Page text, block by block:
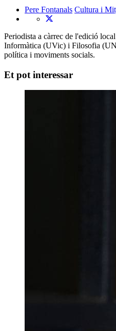
Pere Fontanals Cultura i
Periodista a càrrec de l'edició
Informàtica (UVic) i Filosofia
política i moviments socials.
Et pot interessar